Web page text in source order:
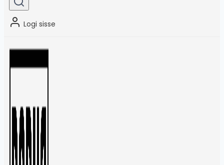
Logi sisse